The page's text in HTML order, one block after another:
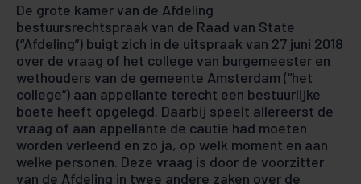
De grote kamer van de Afdeling
bestuursrechtspraak van de Raad van State
(“Afdeling”) buigt zich in de uitspraak van 27 juni 2018
over de vraag of het college van burgemeester en
wethouders van de gemeente Amsterdam (“het
college”) aan appellante terecht een bestuurlijke
boete heeft opgelegd. Daarbij speelt allereerst de
vraag of aan appellante de cautie had moeten
worden verleend en zo ja, op welk moment en aan
welke personen. Deze vraag is door de voorzitter
van de Afdeling in twee andere zaken over de